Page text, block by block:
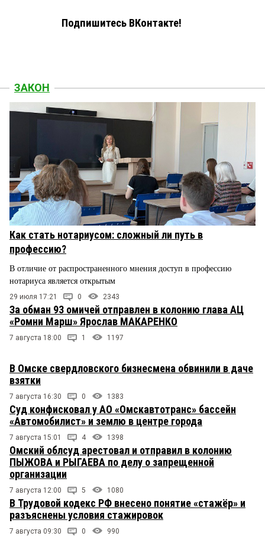
Подпишитесь ВКонтакте!
ЗАКОН
Как стать нотариусом: сложный ли путь в
профессию?
В отличие от распространенного мнения доступ в профессию
нотариуса является открытым
29 июля 17:21 0 2343
За обман 93 омичей отправлен в колонию глава АЦ
«Ромни Марш» Ярослав МАКАРЕНКО
7 августа 18:00 1 1197
В Омске свердловского бизнесмена обвинили в даче
взятки
7 августа 16:30 0 1383
Суд конфисковал у АО «Омскавтотранс» бассейн
«Автомобилист» и землю в центре города
7 августа 15:01 4 1398
Омский облсуд арестовал и отправил в колонию
ПЫЖОВА и РЫГАЕВА по делу о запрещенной
организации
7 августа 12:00 5 1080
В Трудовой кодекс РФ внесено понятие «стажёр» и
разъяснены условия стажировок
7 августа 09:30 0 990